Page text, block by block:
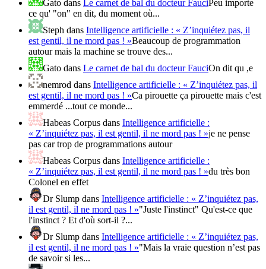
Gato dans Le carnet de bal du docteur Fauci Peu importe
ce qu' "on" en dit, du moment où...
Steph dans Intelligence artificielle : « Z’inquiétez pas, il
est gentil, il ne mord pas ! »Beaucoup de programmation
autour mais la machine se trouve des...
Gato dans Le carnet de bal du docteur FauciOn dit qu ,e
nemrod dans Intelligence artificielle : « Z’inquiétez pas, il
est gentil, il ne mord pas ! »Ca pirouette ça pirouette mais c'est
emmerdé ...tout ce monde...
Habeas Corpus dans Intelligence artificielle :
« Z’inquiétez pas, il est gentil, il ne mord pas ! »je ne pense
pas car trop de programmations autour
Habeas Corpus dans Intelligence artificielle :
« Z’inquiétez pas, il est gentil, il ne mord pas ! »du très bon
Colonel en effet
Dr Slump dans Intelligence artificielle : « Z’inquiétez pas,
il est gentil, il ne mord pas ! »"Juste l'instinct" Qu'est-ce que
l'instinct ? Et d'où sort-il ?...
Dr Slump dans Intelligence artificielle : « Z’inquiétez pas,
il est gentil, il ne mord pas ! »"Mais la vraie question n’est pas
de savoir si les...